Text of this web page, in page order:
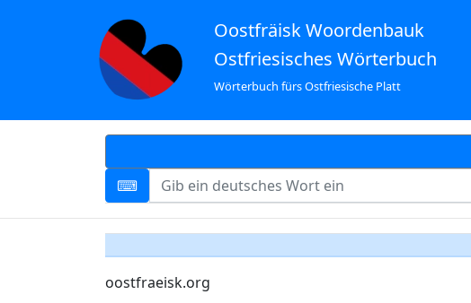
Oostfräisk Woordenbauk
Ostfriesisches Wörterbuch
Wörterbuch fürs Ostfriesische Platt
oostfraeisk.org